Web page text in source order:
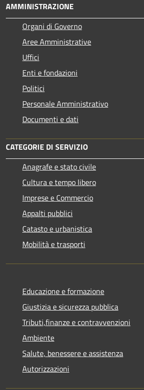
AMMINISTRAZIONE
Organi di Governo
Aree Amministrative
Uffici
Enti e fondazioni
Politici
Personale Amministrativo
Documenti e dati
CATEGORIE DI SERVIZIO
Anagrafe e stato civile
Cultura e tempo libero
Imprese e Commercio
Appalti pubblici
Catasto e urbanistica
Mobilità e trasporti
Educazione e formazione
Giustizia e sicurezza pubblica
Tributi,finanze e contravvenzioni
Ambiente
Salute, benessere e assistenza
Autorizzazioni